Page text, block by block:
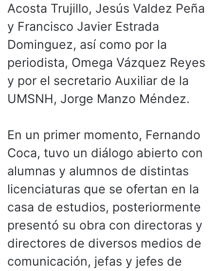
Acosta Trujillo, Jesús Valdez Peña
y Francisco Javier Estrada
Dominguez, así como por la
periodista, Omega Vázquez Reyes
y por el secretario Auxiliar de la
UMSNH, Jorge Manzo Méndez.
En un primer momento, Fernando
Coca, tuvo un diálogo abierto con
alumnas y alumnos de distintas
licenciaturas que se ofertan en la
casa de estudios, posteriormente
presentó su obra con directoras y
directores de diversos medios de
comunicación, jefas y jefes de